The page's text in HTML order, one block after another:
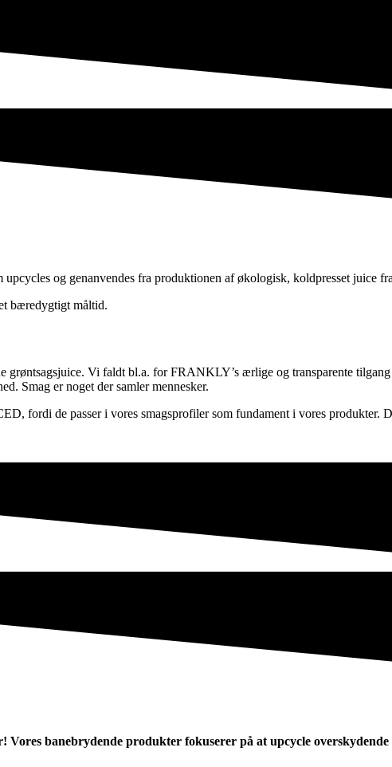
og genanvendes fra produktionen af økologisk, koldpresset juice
bæredygtigt måltid.
Vi faldt bl.a. for FRANKLY’s ærlige og transparente
Smag er noget der samler mennesker.
fordi de passer i vores smagsprofiler som fundament i vores produkter.
banebrydende produkter fokuserer på at upcycle